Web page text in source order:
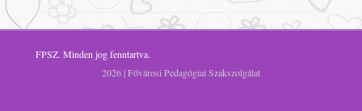
FPSZ. Minden jog fenntartva.
2026 | Fővárosi Pedagógiai Szakszolgálat